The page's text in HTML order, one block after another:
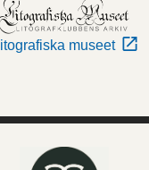
museet